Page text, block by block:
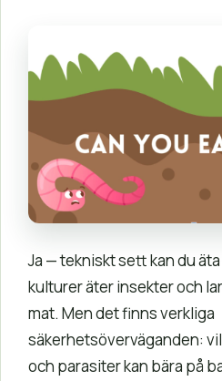
Ja — tekniskt sett kan du äta
kulturer äter insekter och
mat. Men det finns verkliga
säkerhetsöverväganden:
och parasiter kan bära på